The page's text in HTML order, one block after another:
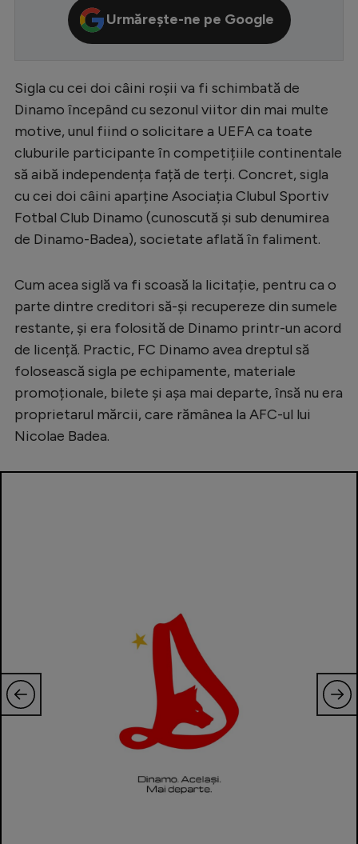
CM 2026
Premier League
Serie A
Bundesliga
Ligue 1
Campionate
Starurile fotbalului
Stranieri
Clasamente
Tenis
Handbal
Alte sporturi
Urmărește-ne pe Google
Sigla cu cei doi câini roșii va fi schimbată de
Dinamo începând cu sezonul viitor din mai multe
motive, unul fiind o solicitare a UEFA ca toate
cluburile participante în competițiile continentale
să aibă independența față de terți. Concret, sigla
cu cei doi câini aparține Asociația Clubul Sportiv
Fotbal Club Dinamo (cunoscută și sub denumirea
de Dinamo-Badea), societate aflată în faliment.
Cum acea siglă va fi scoasă la licitație, pentru ca o
parte dintre creditori să-și recupereze din sumele
restante, și era folosită de Dinamo printr-un acord
de licență. Practic, FC Dinamo avea dreptul să
folosească sigla pe echipamente, materiale
promoționale, bilete și așa mai departe, însă nu era
proprietarul mărcii, care rămânea la AFC-ul lui
Nicolae Badea.